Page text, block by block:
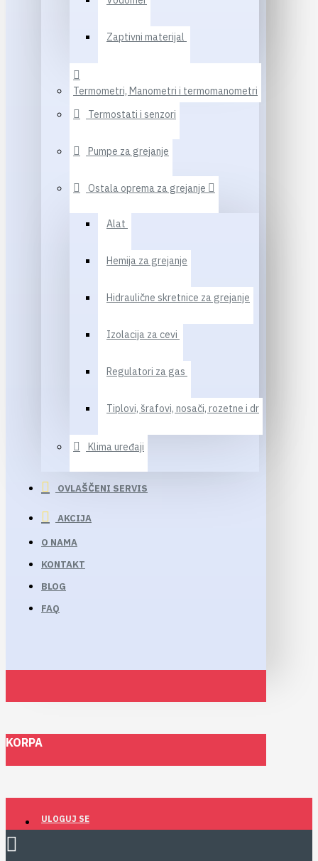
Zaptivni materijal
Termometri, Manometri i termomanometri
Termostati i senzori
Pumpe za grejanje
Ostala oprema za grejanje
Alat
Hemija za grejanje
Hidraulične skretnice za grejanje
Izolacija za cevi
Regulatori za gas
Tiplovi, šrafovi, nosači, rozetne i dr
Klima uređaji
OVLAŠČENI SERVIS
AKCIJA
O NAMA
KONTAKT
BLOG
FAQ
KORPA
ULOGUJ SE